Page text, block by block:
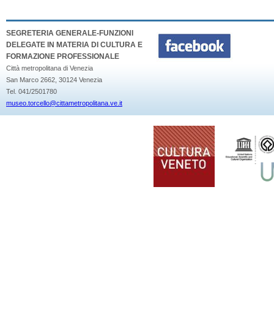
SEGRETERIA GENERALE-FUNZIONI
DELEGATE IN MATERIA DI CULTURA E
FORMAZIONE PROFESSIONALE
Città metropolitana di Venezia
San Marco 2662, 30124 Venezia
Tel. 041/2501780
museo.torcello@cittametropolitana.ve.it